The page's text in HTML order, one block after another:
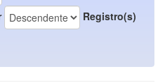
Registro(s)